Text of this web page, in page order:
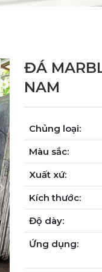
ĐÁ
NAM
Chủng loại:
Màu sắc:
Xuất xứ:
Kích thước:
Độ dày:
Ứng dụng: